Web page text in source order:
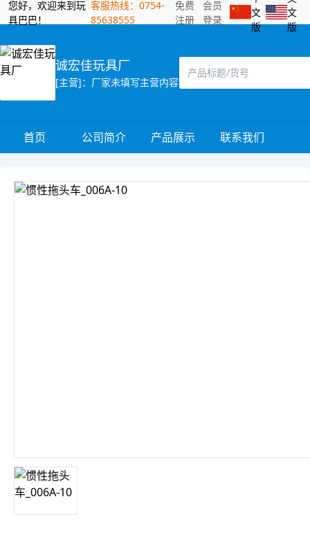
您好，欢迎来到玩
具巴巴！
客服热线：0754-
85638555
免费
注册
会员
登录
文
版
文
版
诚宏佳玩具厂
[主营]：厂家未填写主营内容
首页 公司简介 产品展示 联系我们